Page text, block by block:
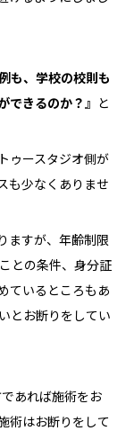
も、学校の校則も
きるのか？』 と
ゥースタジオ側が
も少なくありませ
ますが、年齢制限
との条件、身分証
ているところもあ
とお断りをしてい
あれば施術をお
術はお断りをして